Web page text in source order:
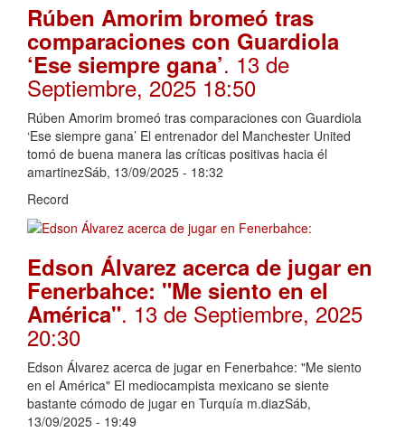
Rúben Amorim bromeó tras
comparaciones con Guardiola
‘Ese siempre gana’. 13 de
Septiembre, 2025 18:50
Rúben Amorim bromeó tras comparaciones con Guardiola
‘Ese siempre gana’ El entrenador del Manchester United
tomó de buena manera las críticas positivas hacia él
amartinezSáb, 13/09/2025 - 18:32
Record
Edson Álvarez acerca de jugar en
Fenerbahce: "Me siento en el
América". 13 de Septiembre, 2025
20:30
Edson Álvarez acerca de jugar en Fenerbahce: "Me siento
en el América" El mediocampista mexicano se siente
bastante cómodo de jugar en Turquía m.diazSáb,
13/09/2025 - 19:49